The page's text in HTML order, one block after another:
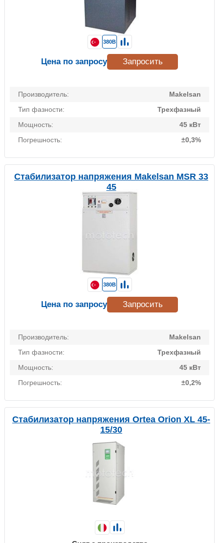
Производитель:
Makelsan
Тип фазности:
Трехфазный
Мощность:
45 кВт
Погрешность:
±0,3%
380В
Цена по запросу Запросить
Стабилизатор напряжения Makelsan MSR 33
45
Производитель:
Makelsan
Тип фазности:
Трехфазный
Мощность:
45 кВт
Погрешность:
±0,2%
380В
Цена по запросу Запросить
Стабилизатор напряжения Ortea Orion XL 45-
15/30